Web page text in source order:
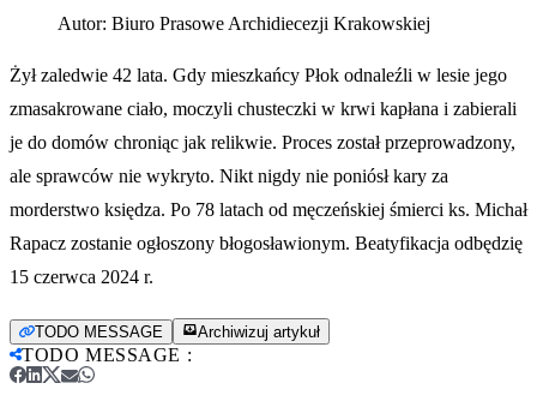
Autor: Biuro Prasowe Archidiecezji Krakowskiej
Żył zaledwie 42 lata. Gdy mieszkańcy Płok odnaleźli w lesie jego
zmasakrowane ciało, moczyli chusteczki w krwi kapłana i zabierali
je do domów chroniąc jak relikwie. Proces został przeprowadzony,
ale sprawców nie wykryto. Nikt nigdy nie poniósł kary za
morderstwo księdza. Po 78 latach od męczeńskiej śmierci ks. Michał
Rapacz zostanie ogłoszony błogosławionym. Beatyfikacja odbędzię
15 czerwca 2024 r.
TODO MESSAGE Archiwizuj artykuł
TODO MESSAGE :